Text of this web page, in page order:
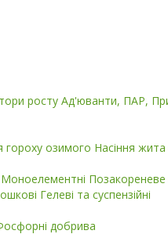
росту Ад'юванти, ПАР,
гороху озимого Насіння
Моноелементні Позакореневе
Гелеві та суспензійні
добрива